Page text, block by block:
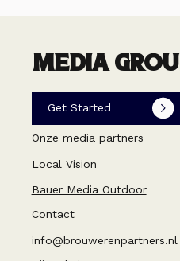
MEDIA
Get Started
Onze media partners
Local Vision
Bauer Media Outdoor
Contact
info@brouwerenpartners.nl